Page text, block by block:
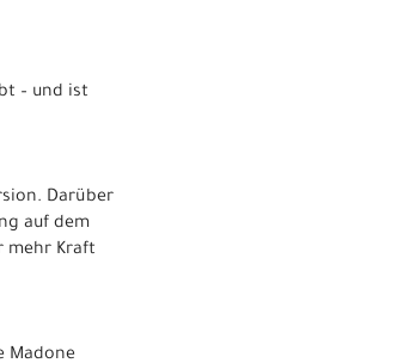
– und ist
Darüber
auf dem
mehr Kraft
Madone